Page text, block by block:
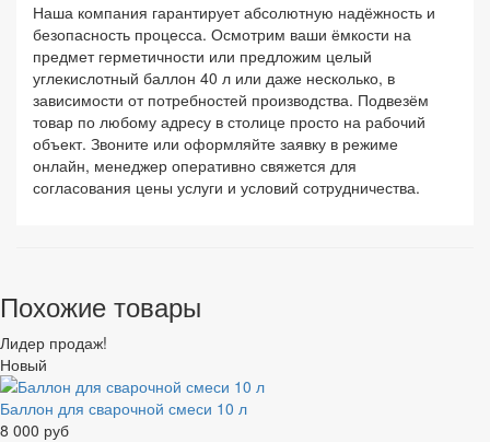
Наша компания гарантирует абсолютную надёжность и
безопасность процесса. Осмотрим ваши ёмкости на
предмет герметичности или предложим целый
углекислотный баллон 40 л или даже несколько, в
зависимости от потребностей производства. Подвезём
товар по любому адресу в столице просто на рабочий
объект. Звоните или оформляйте заявку в режиме
онлайн, менеджер оперативно свяжется для
согласования цены услуги и условий сотрудничества.
Похожие товары
Лидер продаж!
Новый
Баллон для сварочной смеси 10 л
8 000 руб